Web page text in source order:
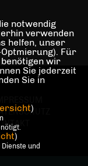
notwendig
verwenden
helfen, unser
Für
wir
Sie jederzeit
Sie in
)
)
und